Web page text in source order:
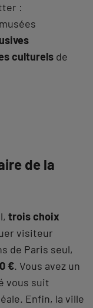
:
culturels de
de la
trois choix
visiteur
de Paris seul,
€. Vous avez un
vous suit
Enfin, la ville